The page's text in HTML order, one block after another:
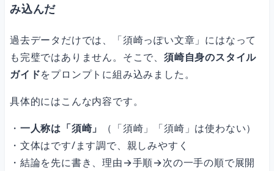
み込んだ
過去データだけでは、「須崎っぽい文章」にはなって
も完璧ではありません。そこで、 須崎自身のスタイル
ガイドをプロンプトに組み込みました。
具体的にはこんな内容です。
・ 一人称は「須崎」
（「須崎」「須崎」は使わない）
・文体はです/ます調で、親しみやすく
・結論を先に書き、理由→手順→次の一手の順で展開